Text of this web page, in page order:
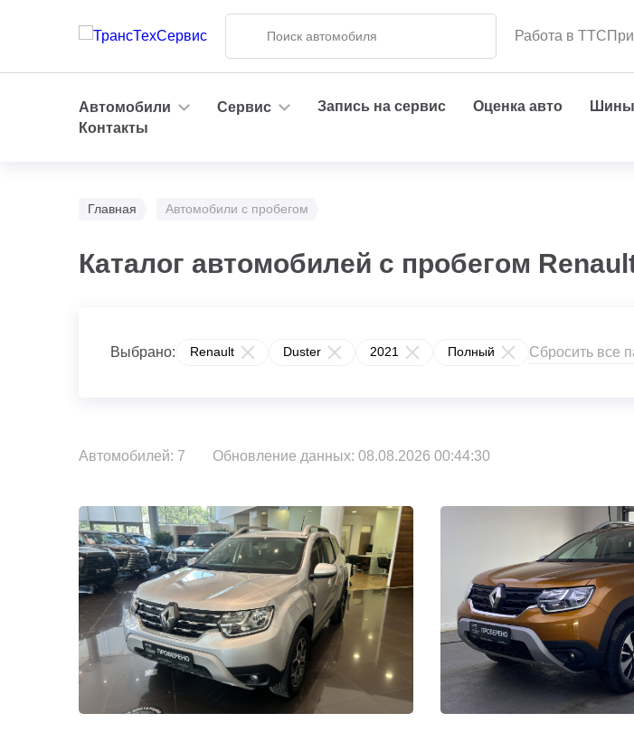
Работа в ТТС
Автомобили Сервис Запись на сервис Оценка авто Шины
Контакты
Главная Автомобили с пробегом
Каталог автомобилей с пробегом
Выбрано: Renault Duster 2021 Полный Сбросить все
Автомобилей: 7 Обновление данных: 08.08.2026 00:44:30